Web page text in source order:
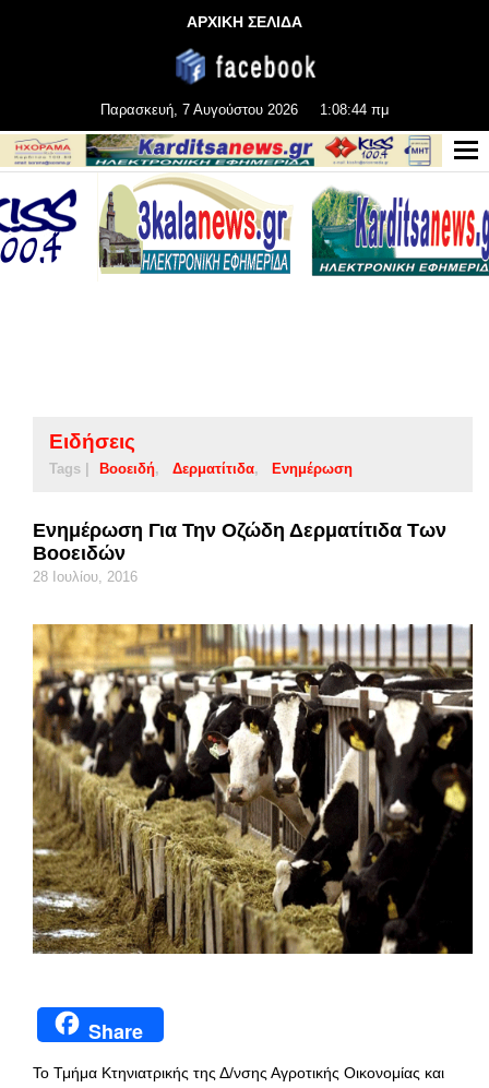
ΑΡΧΙΚΗ ΣΕΛΙΔΑ
Παρασκευή, 7 Αυγούστου 2026 1:08:45 πμ
Ειδήσεις
Tags | Βοοειδή Δερματίτιδα Ενημέρωση
Ενημέρωση Για Την Οζώδη Δερματίτιδα Των
Βοοειδών
28 Ιουλίου, 2016
Share
Το Τμήμα Κτηνιατρικής της Δ/νσης Αγροτικής Οικονομίας και